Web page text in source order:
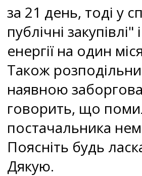
за 21 день, тоді у
публічні
енергії на один
Також
наявною
говорить, що
постачальника
Поясніть будь
Дякую.